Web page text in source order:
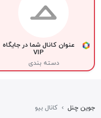
عنوان کانال شما در جایگاه
VIP
دسته بندی
جوین چنل › کانال بیو